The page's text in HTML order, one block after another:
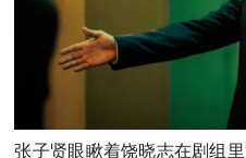
张子贤眼瞅着饶晓志在剧组